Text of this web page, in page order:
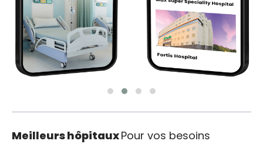
Meilleurs hôpitauxPour vos besoins